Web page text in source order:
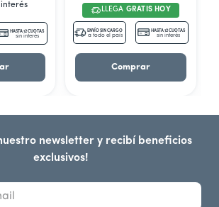
interés
HASTA 12 CUOTAS
sin interés
LLEGA GRATIS HOY
ENVÍO SIN CARGO
a todo el país
HASTA 12 CUOTAS
sin interés
Comprar
newsletter y recibí beneficios
exclusivos!